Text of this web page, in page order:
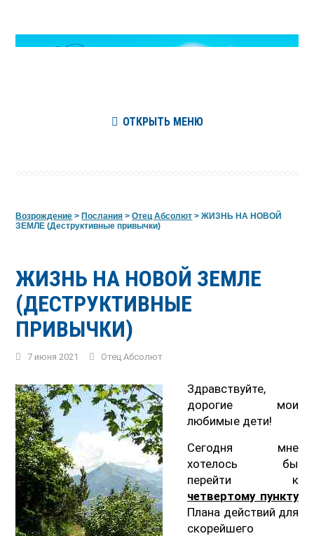
ОТКРЫТЬ МЕНЮ
Возрождение >Послания >Отец Абсолют >ЖИЗНЬ НА НОВОЙ
ЗЕМЛЕ (Деструктивные привычки)
ЖИЗНЬ НА НОВОЙ ЗЕМЛЕ
(ДЕСТРУКТИВНЫЕ
ПРИВЫЧКИ)
7 июня 2021 Отец Абсолют
Здравствуйте,
дорогие мои
любимые дети!
Сегодня мне
хотелось бы
перейти к
четвертому пункту
Плана действий для
скорейшего